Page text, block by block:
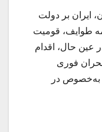
ایران بر دولت
طوایف، قومیت
عین حال، اقدام
فوری
به‌خصوص در